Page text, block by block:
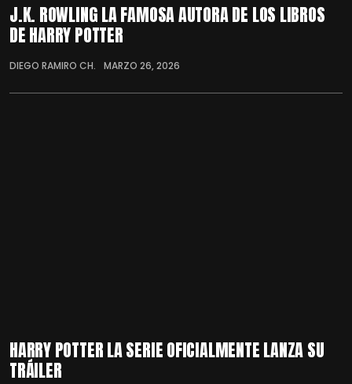
J.K. ROWLING LA FAMOSA AUTORA DE LOS LIBROS
DE HARRY POTTER
DIEGO RAMIRO CH. MARZO 26, 2026
HARRY POTTER LA SERIE OFICIALMENTE LANZA SU
TRÁILER